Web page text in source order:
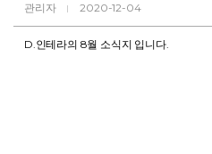
관리자 2020-12-04
D.인테라의 8월 소식지 입니다.